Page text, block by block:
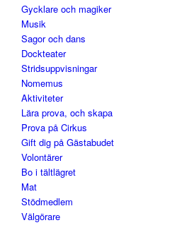
Gycklare och magiker
Musik
Sagor och dans
Dockteater
Stridsuppvisningar
Nomemus
Aktiviteter
Lära prova, och skapa
Prova på Cirkus
Gift dig på Gästabudet
Volontärer
Bo i tältlägret
Mat
Stödmedlem
Välgörare